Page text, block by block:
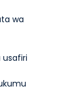
wa
usafiri